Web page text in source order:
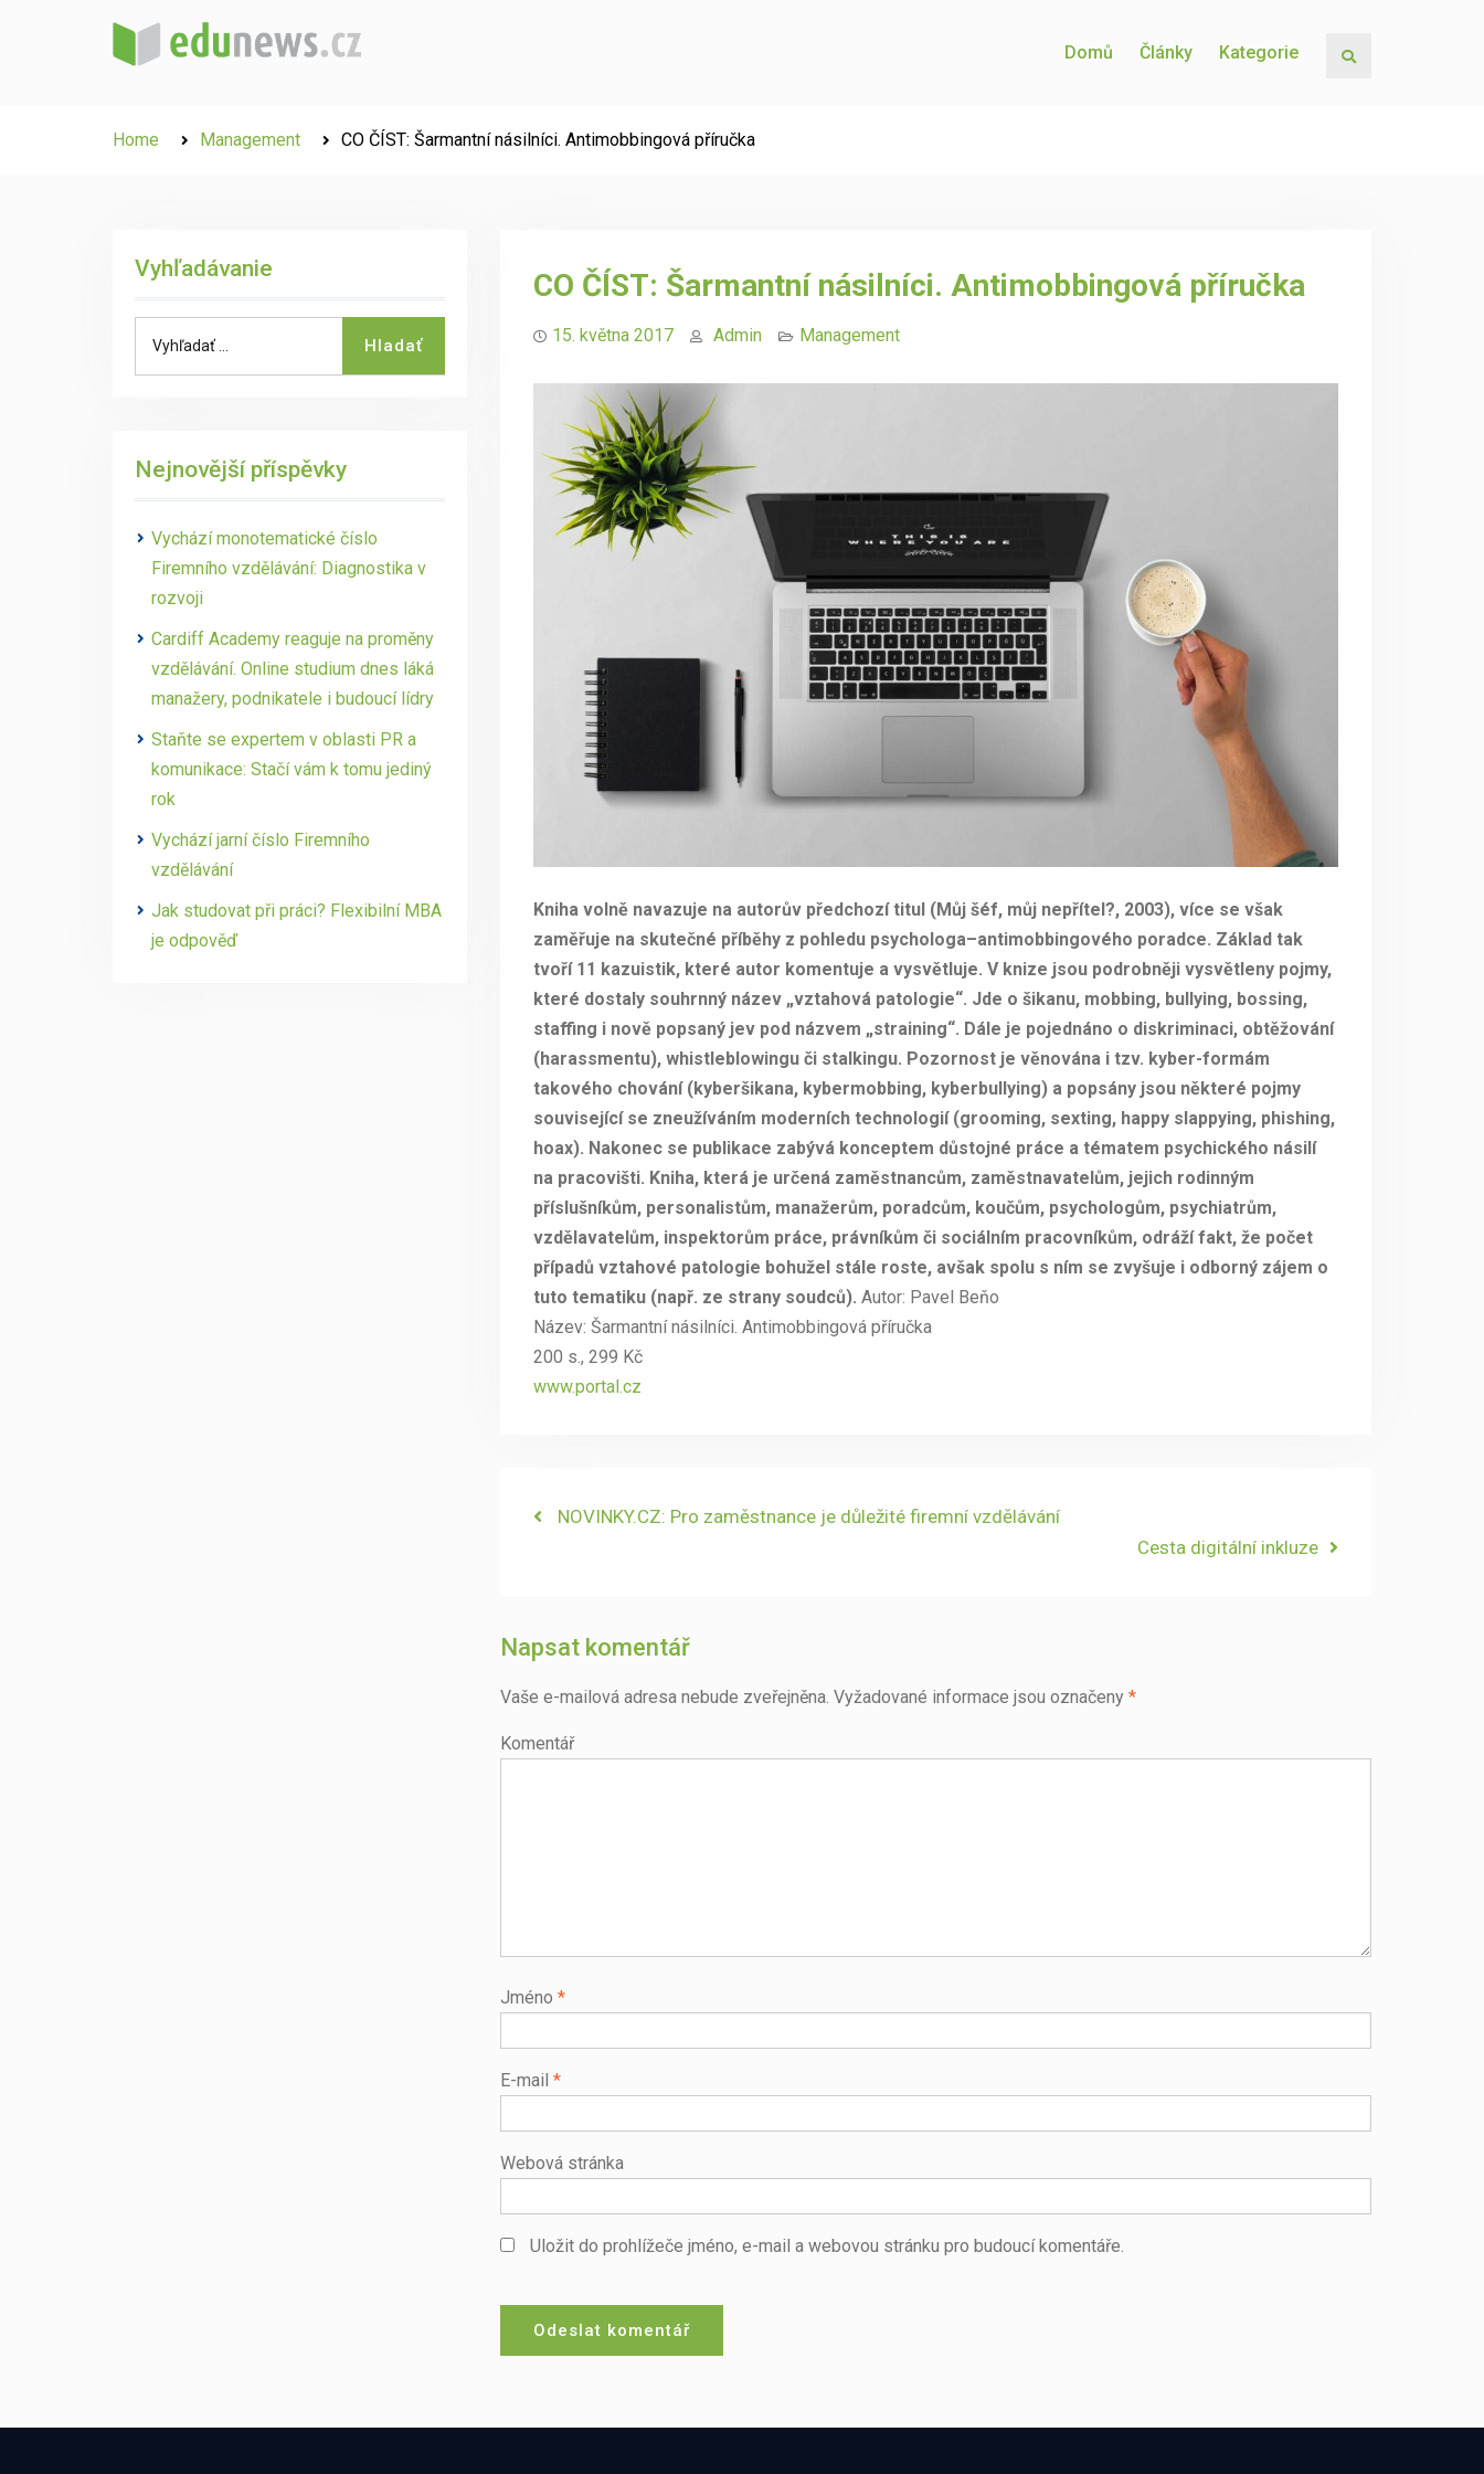
Domů Články Kategorie
Home Management CO ČÍST: Šarmantní násilníci. Antimobbingová příručka
CO ČÍST: Šarmantní násilníci. Antimobbingová příručka
15. května 2017 Admin Management
Kniha volně navazuje na autorův předchozí titul (Můj šéf, můj nepřítel?, 2003), více se však
zaměřuje na skutečné příběhy z pohledu psychologa–antimobbingového poradce. Základ tak
tvoří 11 kazuistik, které autor komentuje a vysvětluje. V knize jsou podrobněji vysvětleny pojmy,
které dostaly souhrnný název „vztahová patologie“. Jde o šikanu, mobbing, bullying, bossing,
staffing i nově popsaný jev pod názvem „straining“. Dále je pojednáno o diskriminaci, obtěžování
(harassmentu), whistleblowingu či stalkingu. Pozornost je věnována i tzv. kyber-formám
takového chování (kyberšikana, kybermobbing, kyberbullying) a popsány jsou některé pojmy
související se zneužíváním moderních technologií (grooming, sexting, happy slappying, phishing,
hoax). Nakonec se publikace zabývá konceptem důstojné práce a tématem psychického násilí
na pracovišti. Kniha, která je určená zaměstnancům, zaměstnavatelům, jejich rodinným
příslušníkům, personalistům, manažerům, poradcům, koučům, psychologům, psychiatrům,
vzdělavatelům, inspektorům práce, právníkům či sociálním pracovníkům, odráží fakt, že počet
případů vztahové patologie bohužel stále roste, avšak spolu s ním se zvyšuje i odborný zájem o
tuto tematiku (např. ze strany soudců). Autor: Pavel Beňo
Název: Šarmantní násilníci. Antimobbingová příručka
200 s., 299 Kč
www.portal.cz
Navigace
Previous
NOVINKY.CZ: Pro zaměstnance je důležité firemní vzdělávání
Next
Cesta digitální inkluze
Napsat komentář
Vaše e-mailová adresa nebude zveřejněna. Vyžadované informace jsou označeny *
Komentář
Jméno *
E-mail *
Webová stránka
Uložit do prohlížeče jméno, e-mail a webovou stránku pro budoucí komentáře.
Vyhľadávanie
Hladať
Nejnovější příspěvky
Vychází monotematické číslo
Firemního vzdělávání: Diagnostika v
rozvoji
Cardiff Academy reaguje na proměny
vzdělávání. Online studium dnes láká
manažery, podnikatele i budoucí lídry
Staňte se expertem v oblasti PR a
komunikace: Stačí vám k tomu jediný
rok
Vychází jarní číslo Firemního
vzdělávání
Jak studovat při práci? Flexibilní MBA
je odpověď